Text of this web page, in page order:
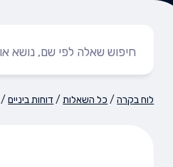
לוח בקרה/ כל השאלות/דוחות ביניים/